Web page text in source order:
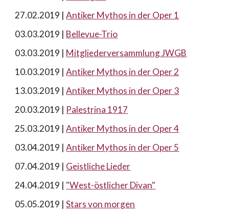
27.02.2019 |Antiker Mythos in der Oper 1
03.03.2019 | Bellevue-Trio
03.03.2019 | Mitgliederversammlung JWGB
10.03.2019 |Antiker Mythos in der Oper 2
13.03.2019 |Antiker Mythos in der Oper 3
20.03.2019 | Palestrina 1917
25.03.2019 |Antiker Mythos in der Oper 4
03.04.2019 |Antiker Mythos in der Oper 5
07.04.2019 | Geistliche Lieder
24.04.2019 | "West-östlicher Divan"
05.05.2019 |Stars von morgen